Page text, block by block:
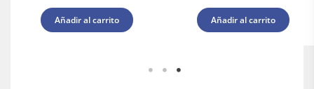
Añadir al carrito Añadir al carrito